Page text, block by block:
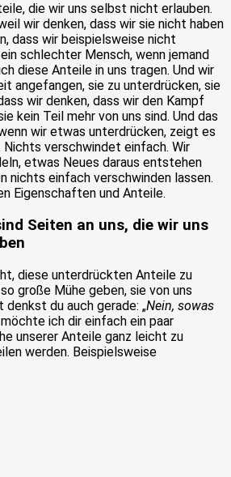
die wir uns selbst nicht erlauben.
wir denken, dass wir sie nicht haben
dass wir beispielsweise nicht
schlechter Mensch, wenn jemand
diese Anteile in uns tragen. Und wir
angefangen, sie zu unterdrücken, sie
wir denken, dass wir den Kampf
kein Teil mehr von uns sind. Und das
wir etwas unterdrücken, zeigt es
Nichts verschwindet einfach. Wir
etwas Neues daraus entstehen
nichts einfach verschwinden lassen.
Eigenschaften und Anteile.
Seiten an uns, die wir uns
diese unterdrückten Anteile zu
große Mühe geben, sie von uns
du auch gerade: „Nein, sowas
möchte ich dir einfach ein paar
unserer Anteile ganz leicht zu
werden. Beispielsweise